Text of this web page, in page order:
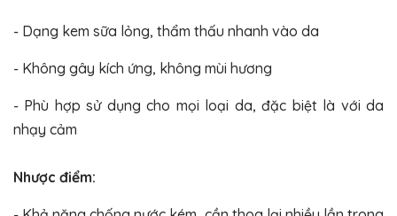
- Dạng kem sữa lỏng, thẩm thấu nhanh vào da
- Không gây kích ứng, không mùi hương
- Phù hợp sử dụng cho mọi loại da, đặc biệt là với da
nhạy cảm
Nhược điểm: